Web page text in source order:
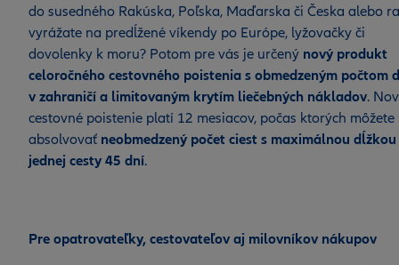
do susedného Rakúska, Poľska, Maďarska či Česka alebo
vyrážate na predĺžené víkendy po Európe, lyžovačky či
dovolenky k moru? Potom pre vás je určený nový produkt
celoročného cestovného poistenia s obmedzeným počtom
v zahraničí a limitovaným krytím liečebných nákladov.
cestovné poistenie platí 12 mesiacov, počas ktorých môžete
absolvovať neobmedzený počet ciest s maximálnou dĺžkou
jednej cesty 45 dní.
Pre opatrovateľky, cestovateľov aj milovníkov nákupov